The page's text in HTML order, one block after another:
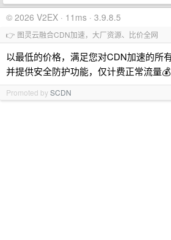
© 2026 V2EX · 11ms · 3.9.8.5
👉 图灵云融合CDN加速，大厂资源、比价全网
以最低的价格，满足您对CDN加速的所
并提供安全防护功能，仅计费正常流量💰
Promoted bySCDN